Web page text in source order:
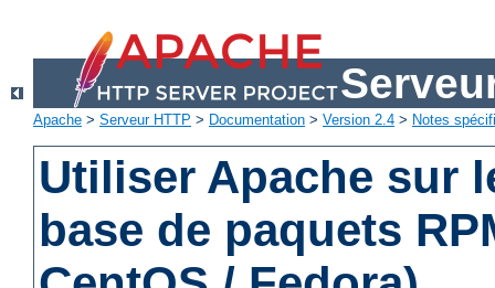
Apache > Serveur HTTP > Documentation > Version 2.4 > Notes
Utiliser Apache sur
base de paquets